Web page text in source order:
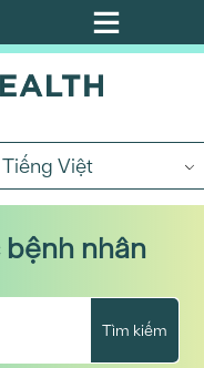
Tiếng Việt
nhân
Tìm kiếm